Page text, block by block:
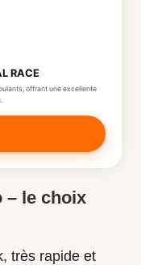
RACE
offrant une excellente
– le choix
très rapide et